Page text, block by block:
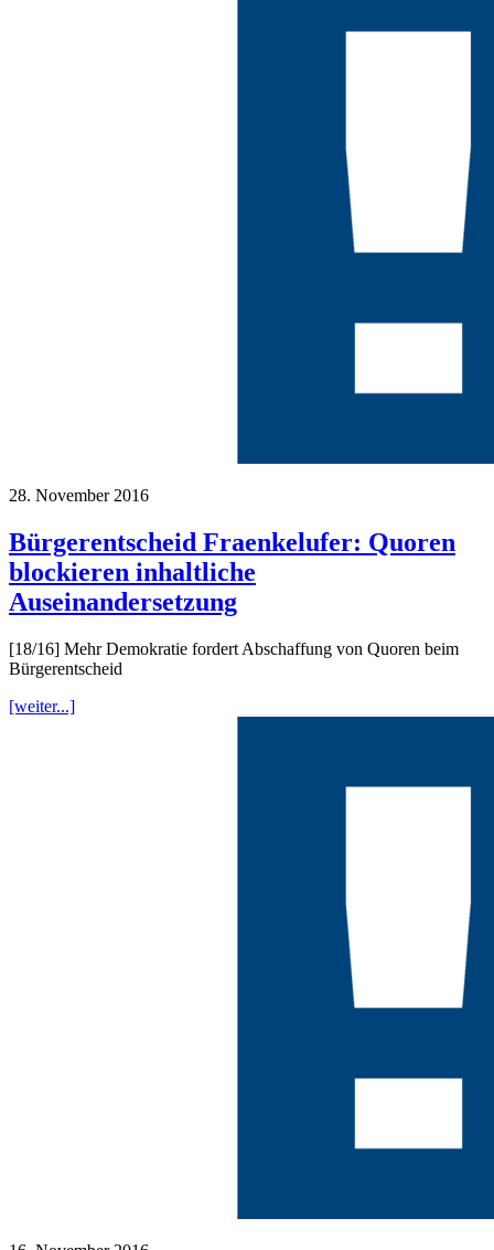
28. November 2016
Bürgerentscheid Fraenkelufer: Quoren
blockieren inhaltliche
Auseinandersetzung
[18/16] Mehr Demokratie fordert Abschaffung von Quoren beim
Bürgerentscheid
[weiter...]